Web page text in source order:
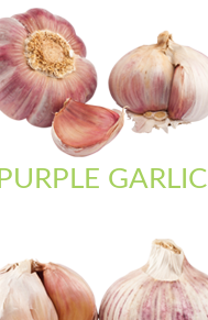
PURPLE GARLIC